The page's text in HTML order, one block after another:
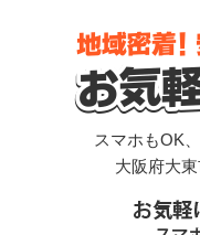
スマホもOK
大阪府大